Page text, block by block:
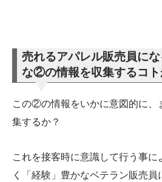
売れるアパレル販売員に
な②の情報を収集するコト
この②の情報をいかに意図的に、
集するか？
これを接客時に意識して行う事に
く「経験」豊かなベテラン販売